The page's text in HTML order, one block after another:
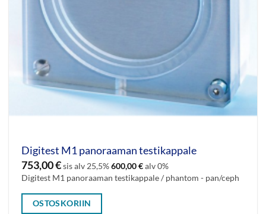
Digitest M1 panoraaman testikappale
753,00€sis alv 25,5%600,00€alv 0%
Digitest M1 panoraaman testikappale / phantom - pan/ceph
OSTOSKORIIN